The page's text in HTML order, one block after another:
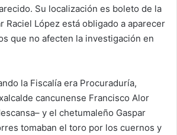
Su localización es boleto de la
Raciel López está obligado a aparecer
que no afecten la investigación en
la Fiscalía era Procuraduría,
cancunense Francisco Alor
y el chetumaleño Gaspar
tomaban el toro por los cuernos y